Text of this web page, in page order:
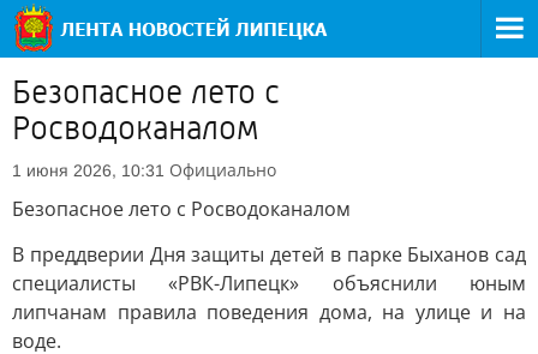
Безопасное лето с
Росводоканалом
1 июня 2026, 10:31 Официально
Безопасное лето с Росводоканалом
В преддверии Дня защиты детей в парке Быханов сад
специалисты «РВК-Липецк» объяснили юным
липчанам правила поведения дома, на улице и на
воде.